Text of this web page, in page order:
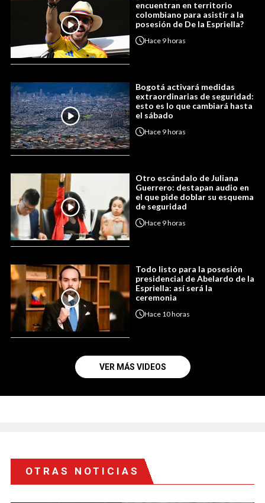
encuentran en territorio
colombiano para asistir a la
posesión de De la Espriella?
Hace 9 horas
Bogotá activará medidas
extraordinarias de seguridad:
esto es lo que cambiará hasta
el sábado
Hace 9 horas
Otro escándalo de Juliana
Guerrero: destapan audio en
el que pide doblar su esquema
de seguridad
Hace 9 horas
Todo listo para la posesión
presidencial de Abelardo de la
Espriella: así será la
ceremonia
Hace 10 horas
VER MÁS VIDEOS
OTRAS NOTICIAS